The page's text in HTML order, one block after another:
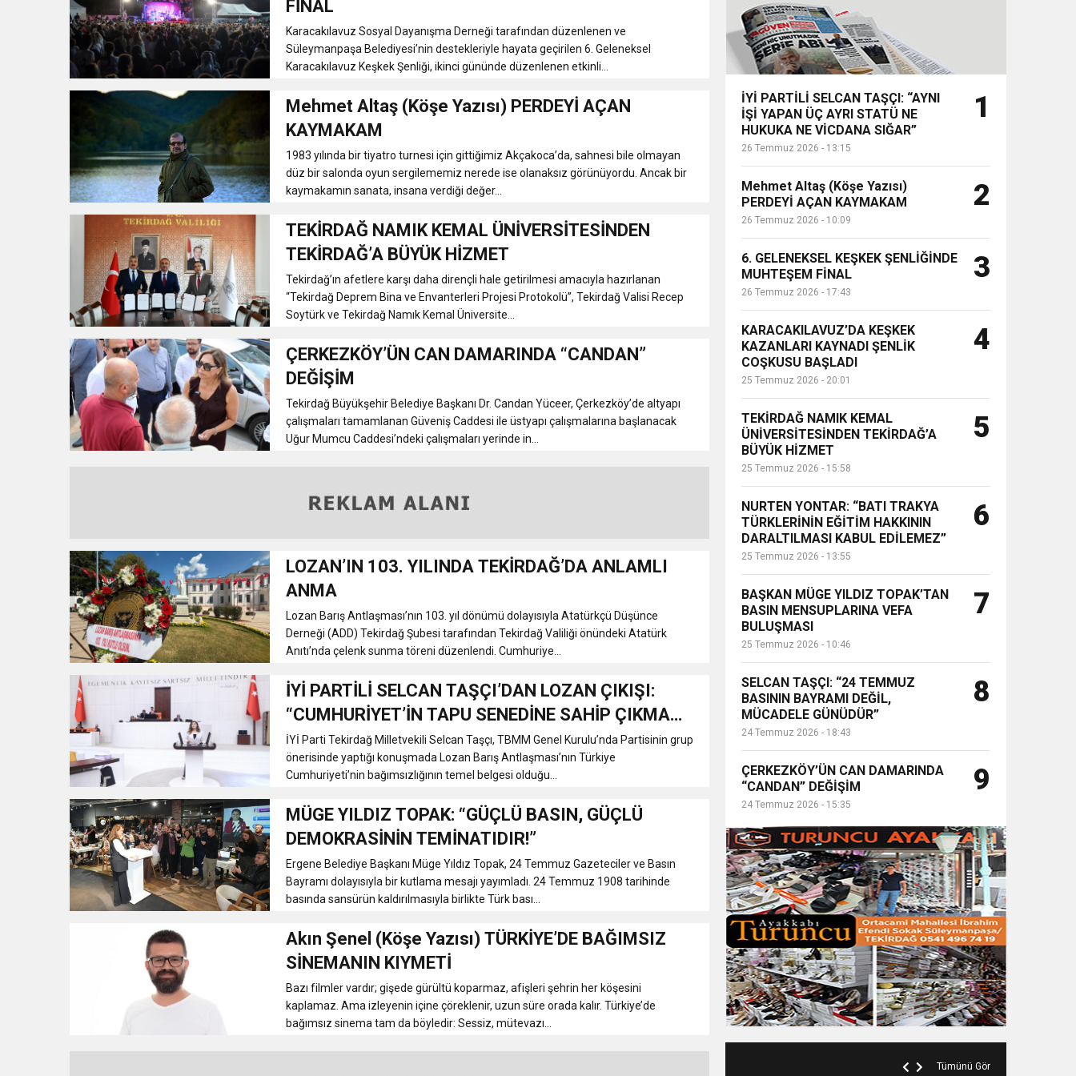
18:43 SELCAN TAŞÇI: “24 TEMMUZ BASININ BAYRAMI DEĞİL, MÜCADELE GÜNÜDÜR”
15:35 ÇERKEZKÖY’ÜN CAN DAMARINDA “CANDAN” DEĞİŞİM
12:32 YENİDEN REFAH PARTİSİ’NDE İKİ İLÇEYE İKİ YENİ BAŞKAN ATANDI
17:43 6. GELENEKSEL KEŞKEK ŞENLİĞİNDE MUHTEŞEM FİNAL
FİNAL
Karacakılavuz Sosyal Dayanışma Derneği tarafından düzenlenen ve
Süleymanpaşa Belediyesi’nin destekleriyle hayata geçirilen 6. Geleneksel
Karacakılavuz Keşkek Şenliği, ikinci gününde düzenlenen etkinli...
Mehmet Altaş (Köşe Yazısı) PERDEYİ AÇAN
KAYMAKAM
1983 yılında bir tiyatro turnesi için gittiğimiz Akçakoca’da, sahnesi bile olmayan
düz bir salonda oyun sergilememiz nerede ise olanaksız görünüyordu. Ancak bir
kaymakamın sanata, insana verdiği değer...
TEKİRDAĞ NAMIK KEMAL ÜNİVERSİTESİNDEN
TEKİRDAĞ’A BÜYÜK HİZMET
Tekirdağ’ın afetlere karşı daha dirençli hale getirilmesi amacıyla hazırlanan
“Tekirdağ Deprem Bina ve Envanterleri Projesi Protokolü”, Tekirdağ Valisi Recep
Soytürk ve Tekirdağ Namık Kemal Üniversite...
ÇERKEZKÖY’ÜN CAN DAMARINDA “CANDAN”
DEĞİŞİM
Tekirdağ Büyükşehir Belediye Başkanı Dr. Candan Yüceer, Çerkezköy’de altyapı
çalışmaları tamamlanan Güveniş Caddesi ile üstyapı çalışmalarına başlanacak
Uğur Mumcu Caddesi’ndeki çalışmaları yerinde in...
LOZAN’IN 103. YILINDA TEKİRDAĞ’DA ANLAMLI
ANMA
Lozan Barış Antlaşması’nın 103. yıl dönümü dolayısıyla Atatürkçü Düşünce
Derneği (ADD) Tekirdağ Şubesi tarafından Tekirdağ Valiliği önündeki Atatürk
Anıtı’nda çelenk sunma töreni düzenlendi. Cumhuriye...
İYİ PARTİLİ SELCAN TAŞÇI’DAN LOZAN ÇIKIŞI:
“CUMHURİYET’İN TAPU SENEDİNE SAHİP ÇIKMA
ZAMANIDIR”
İYİ Parti Tekirdağ Milletvekili Selcan Taşçı, TBMM Genel Kurulu’nda Partisinin grup
önerisinde yaptığı konuşmada Lozan Barış Antlaşması’nın Türkiye
Cumhuriyeti’nin bağımsızlığının temel belgesi olduğu...
MÜGE YILDIZ TOPAK: “GÜÇLÜ BASIN, GÜÇLÜ
DEMOKRASİNİN TEMİNATIDIR!”
Ergene Belediye Başkanı Müge Yıldız Topak, 24 Temmuz Gazeteciler ve Basın
Bayramı dolayısıyla bir kutlama mesajı yayımladı. 24 Temmuz 1908 tarihinde
basında sansürün kaldırılmasıyla birlikte Türk bası...
Akın Şenel (Köşe Yazısı) TÜRKİYE’DE BAĞIMSIZ
SİNEMANIN KIYMETİ
Bazı filmler vardır; gişede gürültü koparmaz, afişleri şehrin her köşesini
kaplamaz. Ama izleyenin içine çöreklenir, uzun süre orada kalır. Türkiye’de
bağımsız sinema tam da böyledir: Sessiz, mütevazı...
İYİ PARTİLİ SELCAN TAŞÇI: “AYNI
İŞİ YAPAN ÜÇ AYRI STATÜ NE
HUKUKA NE VİCDANA SIĞAR”
26 Temmuz 2026 - 13:15
1
Mehmet Altaş (Köşe Yazısı)
PERDEYİ AÇAN KAYMAKAM
26 Temmuz 2026 - 10:09
2
6. GELENEKSEL KEŞKEK ŞENLİĞİNDE
MUHTEŞEM FİNAL
26 Temmuz 2026 - 17:43
3
KARACAKILAVUZ’DA KEŞKEK
KAZANLARI KAYNADI ŞENLİK
COŞKUSU BAŞLADI
25 Temmuz 2026 - 20:01
4
TEKİRDAĞ NAMIK KEMAL
ÜNİVERSİTESİNDEN TEKİRDAĞ’A
BÜYÜK HİZMET
25 Temmuz 2026 - 15:58
5
NURTEN YONTAR: “BATI TRAKYA
TÜRKLERİNİN EĞİTİM HAKKININ
DARALTILMASI KABUL EDİLEMEZ”
25 Temmuz 2026 - 13:55
6
BAŞKAN MÜGE YILDIZ TOPAK’TAN
BASIN MENSUPLARINA VEFA
BULUŞMASI
25 Temmuz 2026 - 10:46
7
SELCAN TAŞÇI: “24 TEMMUZ
BASININ BAYRAMI DEĞİL,
MÜCADELE GÜNÜDÜR”
24 Temmuz 2026 - 18:43
8
ÇERKEZKÖY’ÜN CAN DAMARINDA
“CANDAN” DEĞİŞİM
24 Temmuz 2026 - 15:35
9
Tümünü Gör